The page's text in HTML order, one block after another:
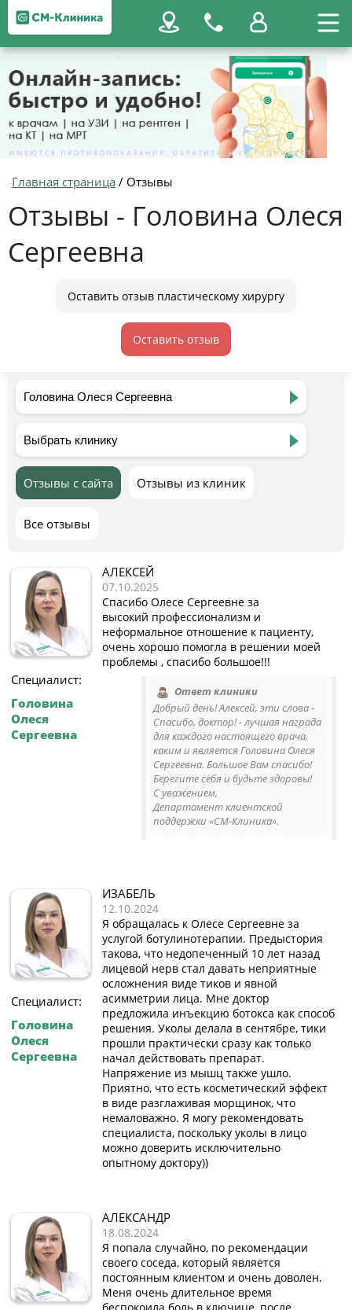
Главная страница / Отзывы
Отзывы - Головина Олеся
Сергеевна
Оставить отзыв пластическому хирургу
Оставить отзыв
Отзывы с сайта Отзывы из клиник
Все отзывы
Специалист:
Головина
Олеся
Сергеевна
АЛЕКСЕЙ
07.10.2025
Спасибо Олесе Сергеевне за
высокий профессионализм и
неформальное отношение к пациенту,
очень хорошо помогла в решении моей
проблемы , спасибо большое!!!
Ответ клиники
Добрый день! Алексей, эти слова -
Спасибо, доктор! - лучшая награда
для каждого настоящего врача,
каким и является Головина Олеся
Сергеевна. Большое Вам спасибо!
Берегите себя и будьте здоровы!
С уважением,
Департамент клиентской
поддержки «СМ-Клиника».
Специалист:
Головина
Олеся
Сергеевна
ИЗАБЕЛЬ
12.10.2024
Я обращалась к Олесе Сергеевне за
услугой ботулинотерапии. Предыстория
такова, что недопеченный 10 лет назад
лицевой нерв стал давать неприятные
осложнения виде тиков и явной
асимметрии лица. Мне доктор
предложила инъекцию ботокса как способ
решения. Уколы делала в сентябре, тики
прошли практически сразу как только
начал действовать препарат.
Напряжение из мышц также ушло.
Приятно, что есть косметический эффект
в виде разглаживая морщинок, что
немаловажно. Я могу рекомендовать
специалиста, поскольку уколы в лицо
можно доверить исключительно
опытному доктору))
АЛЕКСАНДР
18.08.2024
Я попала случайно, по рекомендации
своего соседа, который является
постоянным клиентом и очень доволен.
Меня очень длительное время
беспокоила боль в ключице, после